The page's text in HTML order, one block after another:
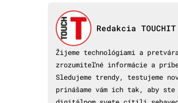
Redakcia TOUCHIT
Žijeme technológiami a
zrozumiteľné informácie a
Sledujeme trendy, testujeme
prinášame vám ich tak, aby